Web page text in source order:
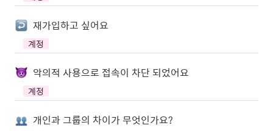
재가입하고 싶어요
계정
악의적 사용으로 접속이 차단 되었어요
계정
개인과 그룹의 차이가 무엇인가요?